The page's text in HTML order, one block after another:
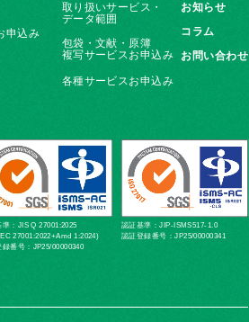
申込み
取り扱いサービス・
データ範囲
包袋・文献・原簿
複写サービスお申込み
各種サービスお申込み
お知らせ
コラム
お問い合わせ
準：JIS Q 27001:2025
27001:2022+Amd 1:2024)
録番号：JP25/00000340
認証基準：JIP-ISMS517-1.0
認証登録番号：JP25/00000341